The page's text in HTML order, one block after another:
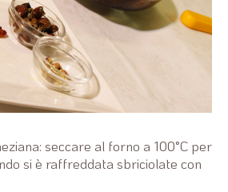
seccare al forno a 100°C per
si è raffreddata sbriciolate con